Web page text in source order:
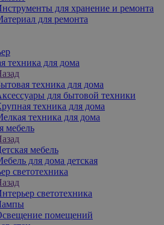
для хранение и ремонта
для ремонта
техника для дома
техника для дома
для бытовой техники
техника для дома
техника для дома
мебель
мебель
для дома детская
светотехника
светотехника
помещений